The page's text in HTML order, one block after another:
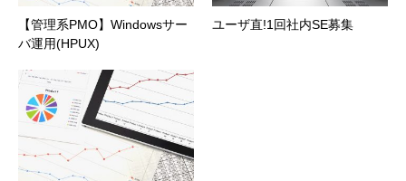
【管理系PMO】Windowsサー
バ運用(HPUX)
ユーザ直!1回社内SE募集